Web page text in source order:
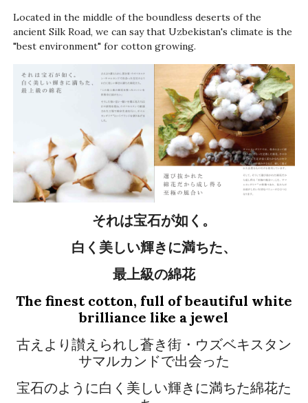
Located in the middle of the boundless deserts of the
ancient Silk Road, we can say that Uzbekistan's climate is the
"best environment" for cotton growing.
それは宝石が如く。
白く美しい輝きに満ちた、
最上級の綿花
The finest cotton, full of beautiful white
brilliance like a jewel
古えより讃えられし蒼き街・ウズベキスタン
サマルカンドで出会った
宝石のように白く美しい輝きに満ちた綿花た